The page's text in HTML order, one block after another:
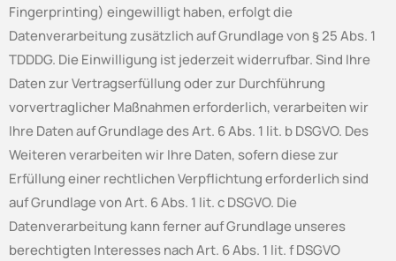
Fingerprinting) eingewilligt haben, erfolgt die
Datenverarbeitung zusätzlich auf Grundlage von § 25 Abs. 1
TDDDG. Die Einwilligung ist jederzeit widerrufbar. Sind Ihre
Daten zur Vertragserfüllung oder zur Durchführung
vorvertraglicher Maßnahmen erforderlich, verarbeiten wir
Ihre Daten auf Grundlage des Art. 6 Abs. 1 lit. b DSGVO. Des
Weiteren verarbeiten wir Ihre Daten, sofern diese zur
Erfüllung einer rechtlichen Verpflichtung erforderlich sind
auf Grundlage von Art. 6 Abs. 1 lit. c DSGVO. Die
Datenverarbeitung kann ferner auf Grundlage unseres
berechtigten Interesses nach Art. 6 Abs. 1 lit. f DSGVO